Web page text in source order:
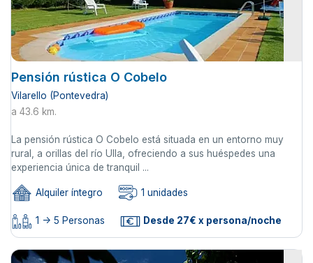
Pensión rústica O Cobelo
Vilarello (Pontevedra)
a 43.6 km.
La pensión rústica O Cobelo está situada en un entorno muy
rural, a orillas del río Ulla, ofreciendo a sus huéspedes una
experiencia única de tranquil ...
Alquiler íntegro 1 unidades
1 -> 5 Personas Desde 27€ x persona/noche